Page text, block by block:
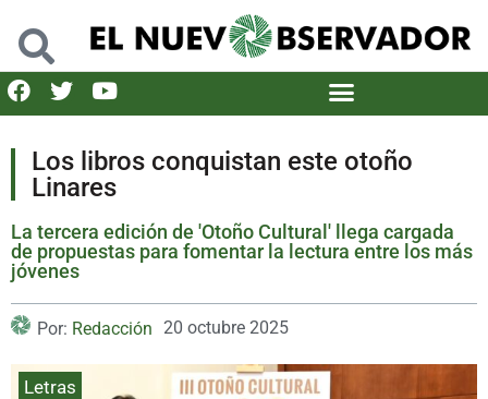
Los libros conquistan este otoño
Linares
La tercera edición de 'Otoño Cultural' llega cargada
de propuestas para fomentar la lectura entre los más
jóvenes
Por: Redacción 20 octubre 2025
Letras